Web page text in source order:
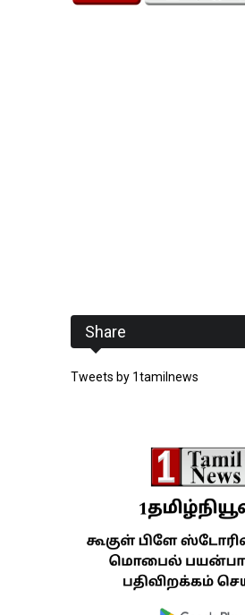
Share
Tweets by 1tamilnews